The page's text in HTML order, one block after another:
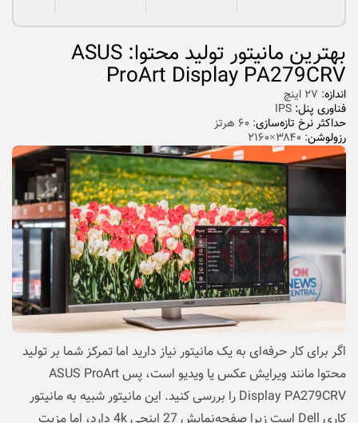
بهترین مانیتور تولید محتوا: ASUS
ProArt Display PA279CRV
اندازه: ۲۷ اینچ
فناوری پنل: IPS
حداکثر نرخ تازه‌سازی: ۶۰ هرتز
رزولوشن: ۳۸۴۰×۲۱۶۰
اگر برای کار حرفه‌ای به یک مانیتور نیاز دارید اما تمرکز شما بر تولید
محتوا مانند ویرایش عکس یا ویدیو است، پس ASUS ProArt
Display PA279CRV را بررسی کنید. این مانیتور شبیه به مانیتور